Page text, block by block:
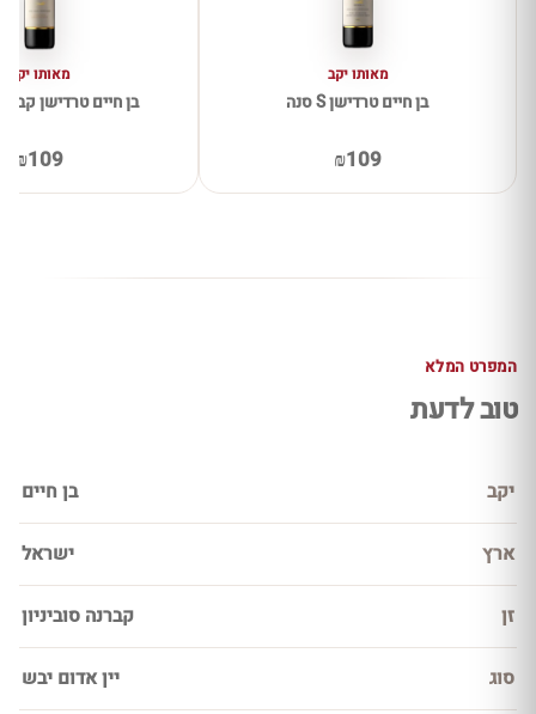
מאותו יקב
בן חיים טרדישן S סנה
₪109
מאותו יקב
בן חיים טרדישן
₪109
המפרט המלא
טוב לדעת
יקב בן חיים
ארץ ישראל
זן קברנה סוביניון
סוג יין אדום יבש